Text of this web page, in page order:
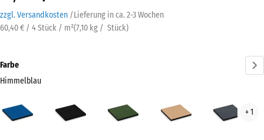
zzgl. Versandkosten /Lieferung in ca. 2-3 Wochen
60,40 € / 4 Stück / m²(7,10 kg / Stück)
Farbe
Himmelblau
(active)
+ 1